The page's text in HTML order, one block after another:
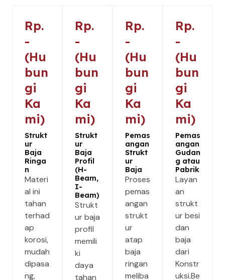
Rp.
-
(Hu
bun
gi
Ka
mi)
Strukt
ur
Baja
Ringa
n
Materi
al ini
tahan
terhad
ap
korosi,
mudah
dipasa
ng,
Rp.
-
(Hu
bun
gi
Ka
mi)
Strukt
ur
Baja
Profil
(H-
Beam,
I-
Beam)
Strukt
ur baja
profil
memili
ki
daya
tahan
Rp.
-
(Hu
bun
gi
Ka
mi)
Pemas
angan
Strukt
ur
Baja
Proses
pemas
angan
strukt
ur
atap
baja
ringan
meliba
Rp.
-
(Hu
bun
gi
Ka
mi)
Pemas
angan
Gudan
g atau
Pabrik
Layan
an
strukt
ur besi
dan
baja
dari
Konstr
uksi.Be